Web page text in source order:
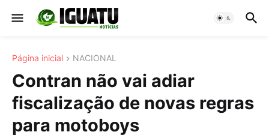
Página inicial NACIONAL
Contran não vai adiar
fiscalização de novas regras
para motoboys